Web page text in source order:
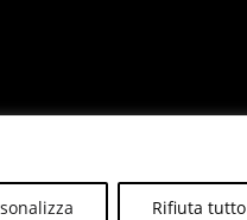
Rifiuta tutto